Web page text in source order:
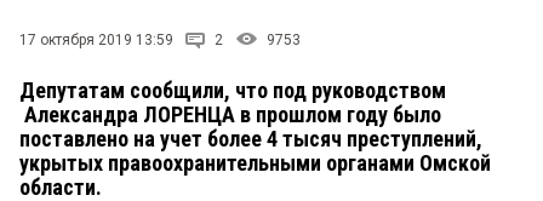
17 октября 2019 13:59 2 9753
Депутатам сообщили, что под руководством
Александра ЛОРЕНЦА в прошлом году было
поставлено на учет более 4 тысяч преступлений,
укрытых правоохранительными органами Омской
области.